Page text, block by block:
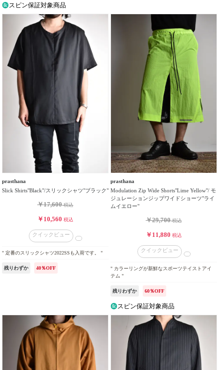
スピン保証対象商品
prasthana
Slick Shirts"Black"/スリックシャツ"ブラック"
￥17,600税込
￥10,560 税込
クイックビュー
" 定番のスリックシャツ2022SSも入荷です。 "
残りわずか 40％OFF
prasthana
Modulation Zip Wide Shorts"Lime Yellow"/ モ
ジュレーションジップワイドショーツ"ライ
ムイエロー"
￥29,700税込
￥11,880 税込
クイックビュー
" カラーリングが新鮮なスポーツテイストアイ
テム "
残りわずか 60％OFF
スピン保証対象商品